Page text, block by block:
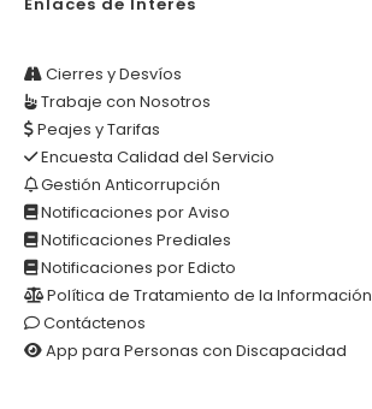
Enlaces de Interés
Cierres y Desvíos
Trabaje con Nosotros
Peajes y Tarifas
Encuesta Calidad del Servicio
Gestión Anticorrupción
Notificaciones por Aviso
Notificaciones Prediales
Notificaciones por Edicto
Política de Tratamiento de la Información
Contáctenos
App para Personas con Discapacidad